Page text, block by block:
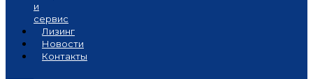
и
сервис
Лизинг
Новости
Контакты